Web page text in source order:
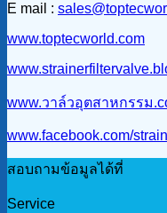
E mail :
www.toptecworld.com
www.วาล์วอุตสาหกรรม
www.facebook.com/
สอบถามข้อมูลได้ที่
Service